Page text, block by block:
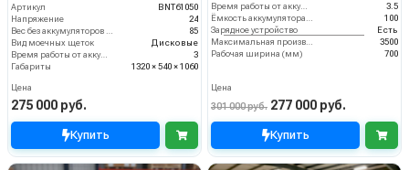
Артикул
BNT61050
Напряжение
24
85
Вид моечных щеток
Дисковые
Время работы от аккумуляторов (ч)
3
Габариты
1320 × 540 × 1060
Цена
275 000 руб.
Купить
Время работы от аккумуляторов (ч)
3.5
100
Зарядное устройство
Есть
3500
Рабочая ширина (мм)
700
Цена
301 000 руб. 277 000 руб.
Купить